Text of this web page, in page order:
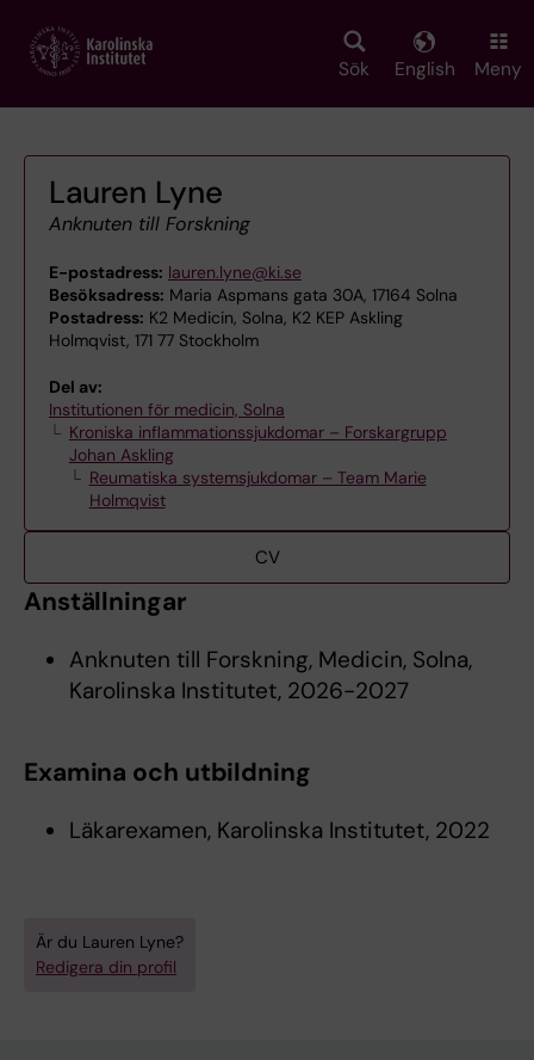
main
Sök English Meny
Lauren Lyne
Anknuten till Forskning
E-postadress: lauren.lyne@ki.se
Besöksadress: Maria Aspmans gata 30A, 17164 Solna
Postadress: K2 Medicin, Solna, K2 KEP Askling
Holmqvist, 171 77 Stockholm
Del av:
Institutionen för medicin, Solna
Kroniska inflammationssjukdomar – Forskargrupp
Johan Askling
Reumatiska systemsjukdomar – Team Marie
Holmqvist
CV
Anställningar
Anknuten till Forskning, Medicin, Solna,
Karolinska Institutet, 2026-2027
Examina och utbildning
Läkarexamen, Karolinska Institutet, 2022
Är du Lauren Lyne?
Redigera din profil